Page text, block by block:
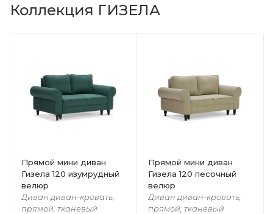
Коллекция ГИЗЕЛА
Прямой мини диван
Гизела 120 изумрудный
велюр
Диван диван-кровать,
прямой, тканевый
Прямой мини диван
Гизела 120 песочный
велюр
Диван диван-кровать,
прямой, тканевый